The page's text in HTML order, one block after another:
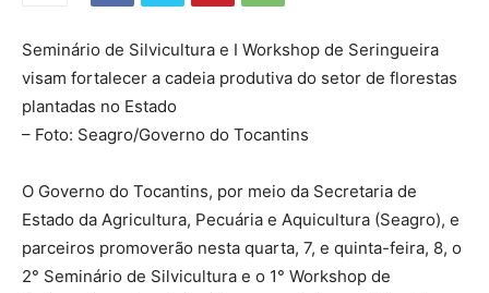
Seminário de Silvicultura e I Workshop de Seringueira
visam fortalecer a cadeia produtiva do setor de florestas
plantadas no Estado
– Foto: Seagro/Governo do Tocantins
O Governo do Tocantins, por meio da Secretaria de
Estado da Agricultura, Pecuária e Aquicultura (Seagro), e
parceiros promoverão nesta quarta, 7, e quinta-feira, 8, o
2° Seminário de Silvicultura e o 1° Workshop de